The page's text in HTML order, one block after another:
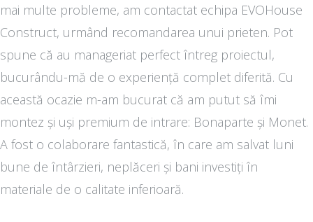
mai multe probleme, am contactat echipa EVOHouse
Construct, urmând recomandarea unui prieten. Pot
spune că au manageriat perfect întreg proiectul,
bucurându-mă de o experiență complet diferită. Cu
această ocazie m-am bucurat că am putut să îmi
montez și uși premium de intrare: Bonaparte și Monet.
A fost o colaborare fantastică, în care am salvat luni
bune de întârzieri, neplăceri și bani investiți în
materiale de o calitate inferioară.